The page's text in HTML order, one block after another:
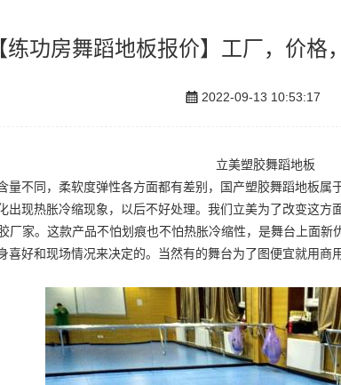
练功房舞蹈地板报价】工厂，价格
2022-09-13 10:53:17
立美塑胶舞蹈地板
量不同，柔软度弹性各方面都有差别，国产塑胶舞蹈地板
出现热胀冷缩现象，以后不好处理。我们立美为了改变这方
厂家。这款产品不怕划痕也不怕热胀冷缩性，是舞台上面
喜好和现场情况来决定的。当然有的舞台为了图便宜就用